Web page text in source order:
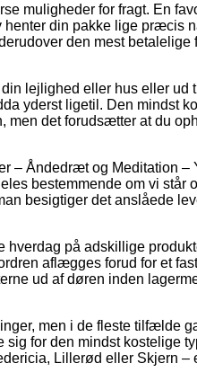
muligheder for fragt. En
din pakke lige præcis
den mest betalelige
lejlighed eller hus eller ud
yderst ligetil. Den mindst
men det forudsætter at du
– Åndedræt og Meditation –
bestemmende om vi står
besigtiger det anslåede
på adskillige
aflægges forud for et
ud af døren inden
men i de fleste tilfælde
for den mindst kostelige
Lillerød eller Skjern –